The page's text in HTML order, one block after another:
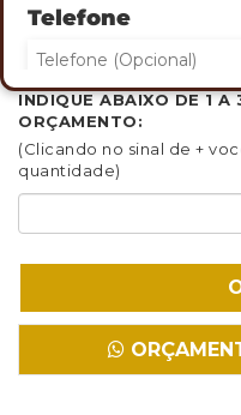
Telefone
Eu concordo em
Fazer
TAMANHO: 30 x 8 cm
GRAVAÇÃO
: No porta-
QUANTIDADE MINIMA: 30
INDIQUE ABAIXO DE 1 A
ORÇAMENTO:
(Clicando no sinal de +
quantidade)